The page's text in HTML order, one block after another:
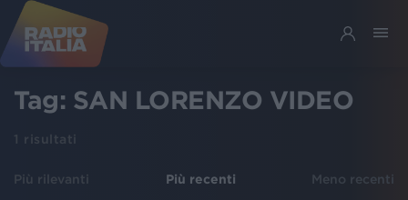
Tag: SAN LORENZO VIDEO
1 risultati
Più rilevanti Più recenti Meno recenti